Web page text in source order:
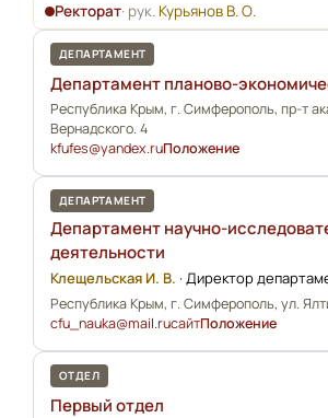
Ректорат· рук. Курьянов В. О.
ДЕПАРТАМЕНТ
Департамент планово-
Республика Крым, г. Симферополь, пр-т
Вернадского. 4
kfufes@yandex.ruПоложение
ДЕПАРТАМЕНТ
Департамент научно-
деятельности
Клещельская И. В. · Директор
Республика Крым, г. Симферополь, ул.
cfu_nauka@mail.ruсайтПоложение
ОТДЕЛ
Первый отдел